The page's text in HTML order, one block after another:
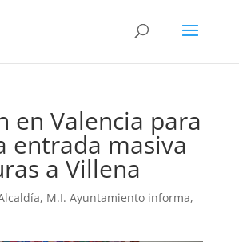
en Valencia para
entrada masiva
a Villena
, M.I. Ayuntamiento informa,